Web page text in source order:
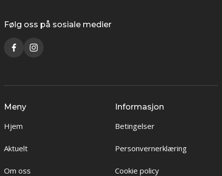
Følg oss på sosiale medier
Meny
Hjem
Aktuelt
Om oss
Informasjon
Betingelser
Personvernerklæring
Cookie policy